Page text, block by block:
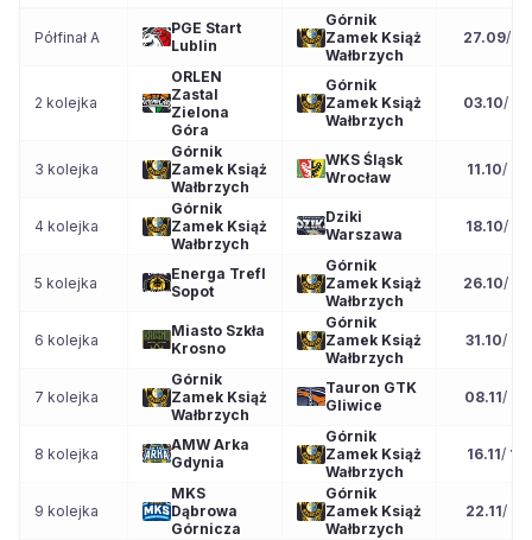
Półfinał A
PGE Start
Lublin
Górnik
Zamek Książ
Wałbrzych
27.09/
2 kolejka
ORLEN
Zastal
Zielona
Góra
Górnik
Zamek Książ
Wałbrzych
03.10/
3 kolejka
Górnik
Zamek Książ
Wałbrzych
WKS Śląsk
Wrocław
11.10/
4 kolejka
Górnik
Zamek Książ
Wałbrzych
Dziki
Warszawa
18.10/
5 kolejka
Energa Trefl
Sopot
Górnik
Zamek Książ
Wałbrzych
26.10/
6 kolejka
Miasto Szkła
Krosno
Górnik
Zamek Książ
Wałbrzych
31.10/
7 kolejka
Górnik
Zamek Książ
Wałbrzych
Tauron GTK
Gliwice
08.11/
8 kolejka
AMW Arka
Gdynia
Górnik
Zamek Książ
Wałbrzych
16.11/
9 kolejka
MKS
Dąbrowa
Górnicza
Górnik
Zamek Książ
Wałbrzych
22.11/